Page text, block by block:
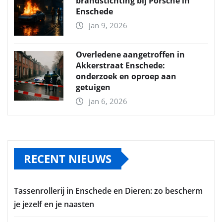
Enschede
jan 9, 2026
Overledene aangetroffen in
Akkerstraat Enschede:
onderzoek en oproep aan
getuigen
jan 6, 2026
RECENT NIEUWS
Tassenrollerij in Enschede en Dieren: zo bescherm
je jezelf en je naasten